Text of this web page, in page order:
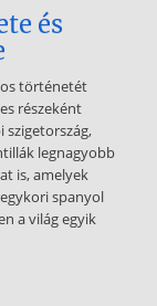
és
történetét
részeként
szigetország,
legnagyobb
is, amelyek
spanyol
a világ egyik